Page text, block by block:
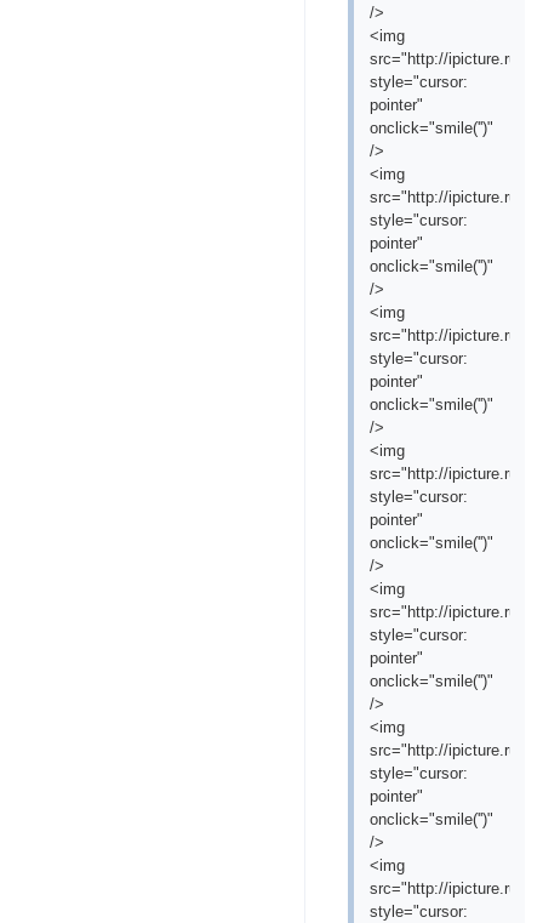
/>
<img
src="http://ipicture.ru/
style="cursor:
pointer"
onclick="smile('')"
/>
<img
src="http://ipicture.ru/
style="cursor:
pointer"
onclick="smile('')"
/>
<img
src="http://ipicture.ru/
style="cursor:
pointer"
onclick="smile('')"
/>
<img
src="http://ipicture.ru/
style="cursor:
pointer"
onclick="smile('')"
/>
<img
src="http://ipicture.ru/
style="cursor:
pointer"
onclick="smile('')"
/>
<img
src="http://ipicture.ru/
style="cursor:
pointer"
onclick="smile('')"
/>
<img
src="http://ipicture.ru/
style="cursor: